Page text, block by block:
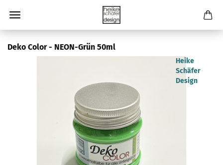
Deko Color - NEON-Grün 50ml
Heike
Schäfer
Design